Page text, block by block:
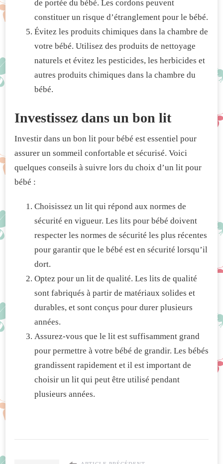
de portée du bébé. Les cordons peuvent
constituer un risque d’étranglement pour le bébé.
Évitez les produits chimiques dans la chambre de
votre bébé. Utilisez des produits de nettoyage
naturels et évitez les pesticides, les herbicides et
autres produits chimiques dans la chambre du
bébé.
Investissez dans un bon lit
Investir dans un bon lit pour bébé est essentiel pour
assurer un sommeil confortable et sécurisé. Voici
quelques conseils à suivre lors du choix d’un lit pour
bébé :
Choisissez un lit qui répond aux normes de
sécurité en vigueur. Les lits pour bébé doivent
respecter les normes de sécurité les plus récentes
pour garantir que le bébé est en sécurité lorsqu’il
dort.
Optez pour un lit de qualité. Les lits de qualité
sont fabriqués à partir de matériaux solides et
durables, et sont conçus pour durer plusieurs
années.
Assurez-vous que le lit est suffisamment grand
pour permettre à votre bébé de grandir. Les bébés
grandissent rapidement et il est important de
choisir un lit qui peut être utilisé pendant
plusieurs années.